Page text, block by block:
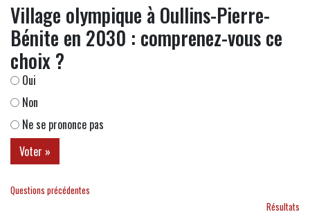
Village olympique à Oullins-Pierre-
Bénite en 2030 : comprenez-vous ce
choix ?
Oui
Non
Ne se prononce pas
Questions précédentes
Résultats